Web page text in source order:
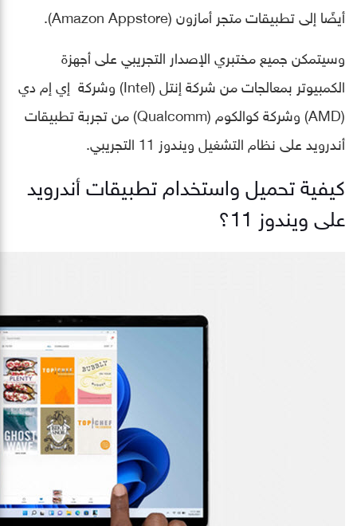
أيضًا إلى تطبيقات متجر أمازون (Amazon Appstore).
وسيتمكن جميع مختبري الإصدار التجريبي على أجهزة
الكمبيوتر بمعالجات من شركة إنتل (Intel) وشركة إي إم دي
(AMD) وشركة كوالكوم (Qualcomm) من تجربة تطبيقات
أندرويد على نظام التشغيل ويندوز 11 التجريبي.
كيفية تحميل واستخدام تطبيقات أندرويد
على ويندوز 11؟